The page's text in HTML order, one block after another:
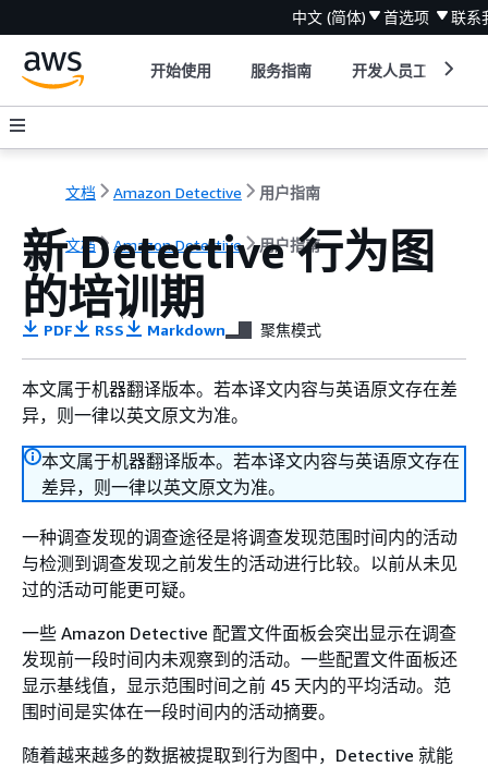
中文 (简体) 首选项 联系
开始使用 服务指南 开发人员工具
文档 Amazon Detective 用户指南
文档 Amazon Detective 用户指南
新 Detective 行为图
的培训期
PDF RSS Markdown 聚焦模式
本文属于机器翻译版本。若本译文内容与英语原文存在差
异，则一律以英文原文为准。
本文属于机器翻译版本。若本译文内容与英语原文存在
差异，则一律以英文原文为准。
一种调查发现的调查途径是将调查发现范围时间内的活动
与检测到调查发现之前发生的活动进行比较。以前从未见
过的活动可能更可疑。
一些 Amazon Detective 配置文件面板会突出显示在调查
发现前一段时间内未观察到的活动。一些配置文件面板还
显示基线值，显示范围时间之前 45 天内的平均活动。范
围时间是实体在一段时间内的活动摘要。
随着越来越多的数据被提取到行为图中，Detective 就能